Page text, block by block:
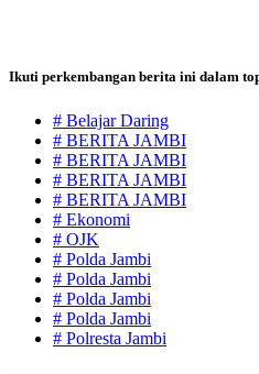
Ikuti perkembangan berita ini dalam
# Belajar Daring
# BERITA JAMBI
# BERITA JAMBI
# BERITA JAMBI
# BERITA JAMBI
# Ekonomi
# OJK
# Polda Jambi
# Polda Jambi
# Polda Jambi
# Polda Jambi
# Polresta Jambi